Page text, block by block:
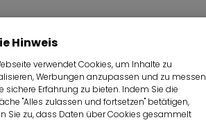
Hinweis
verwendet Cookies, um Inhalte zu
Werbungen anzupassen und zu messen
sichere Erfahrung zu bieten. Indem Sie die
"Alles zulassen und fortsetzen" betätigen,
Sie zu, dass Daten über Cookies gesammelt